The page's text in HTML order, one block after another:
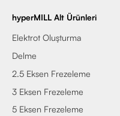
hyperMILL Alt Ürünleri
Elektrot Oluşturma
Delme
2.5 Eksen Frezeleme
3 Eksen Frezeleme
5 Eksen Frezeleme